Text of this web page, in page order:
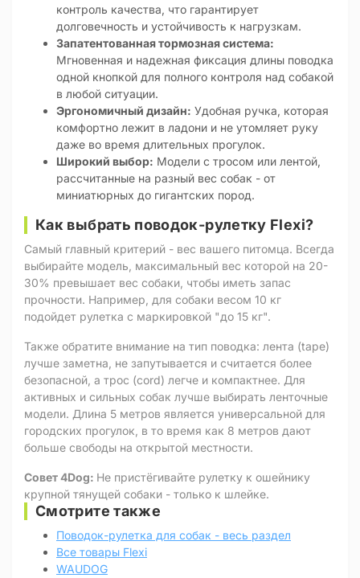
контроль качества, что гарантирует
долговечность и устойчивость к нагрузкам.
Запатентованная тормозная система:
Мгновенная и надежная фиксация длины поводка
одной кнопкой для полного контроля над собакой
в любой ситуации.
Эргономичный дизайн: Удобная ручка, которая
комфортно лежит в ладони и не утомляет руку
даже во время длительных прогулок.
Широкий выбор: Модели с тросом или лентой,
рассчитанные на разный вес собак - от
миниатюрных до гигантских пород.
Как выбрать поводок-рулетку Flexi?
Самый главный критерий - вес вашего питомца. Всегда
выбирайте модель, максимальный вес которой на 20-
30% превышает вес собаки, чтобы иметь запас
прочности. Например, для собаки весом 10 кг
подойдет рулетка с маркировкой "до 15 кг".
Также обратите внимание на тип поводка: лента (tape)
лучше заметна, не запутывается и считается более
безопасной, а трос (cord) легче и компактнее. Для
активных и сильных собак лучше выбирать ленточные
модели. Длина 5 метров является универсальной для
городских прогулок, в то время как 8 метров дают
больше свободы на открытой местности.
Совет 4Dog: Не пристёгивайте рулетку к ошейнику
крупной тянущей собаки - только к шлейке.
Смотрите также
Поводок-рулетка для собак - весь раздел
Все товары Flexi
WAUDOG